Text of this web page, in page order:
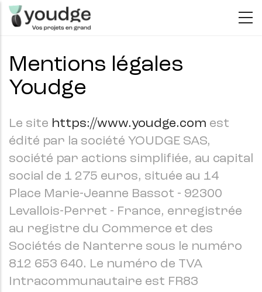
Aller
au
principal
Mentions légales
Youdge
Le site https://www.youdge.com est
édité par la société YOUDGE SAS,
société par actions simplifiée, au capital
social de 1 275 euros, située au 14
Place Marie-Jeanne Bassot - 92300
Levallois-Perret - France, enregistrée
au registre du Commerce et des
Sociétés de Nanterre sous le numéro
812 653 640. Le numéro de TVA
Intracommunautaire est FR83